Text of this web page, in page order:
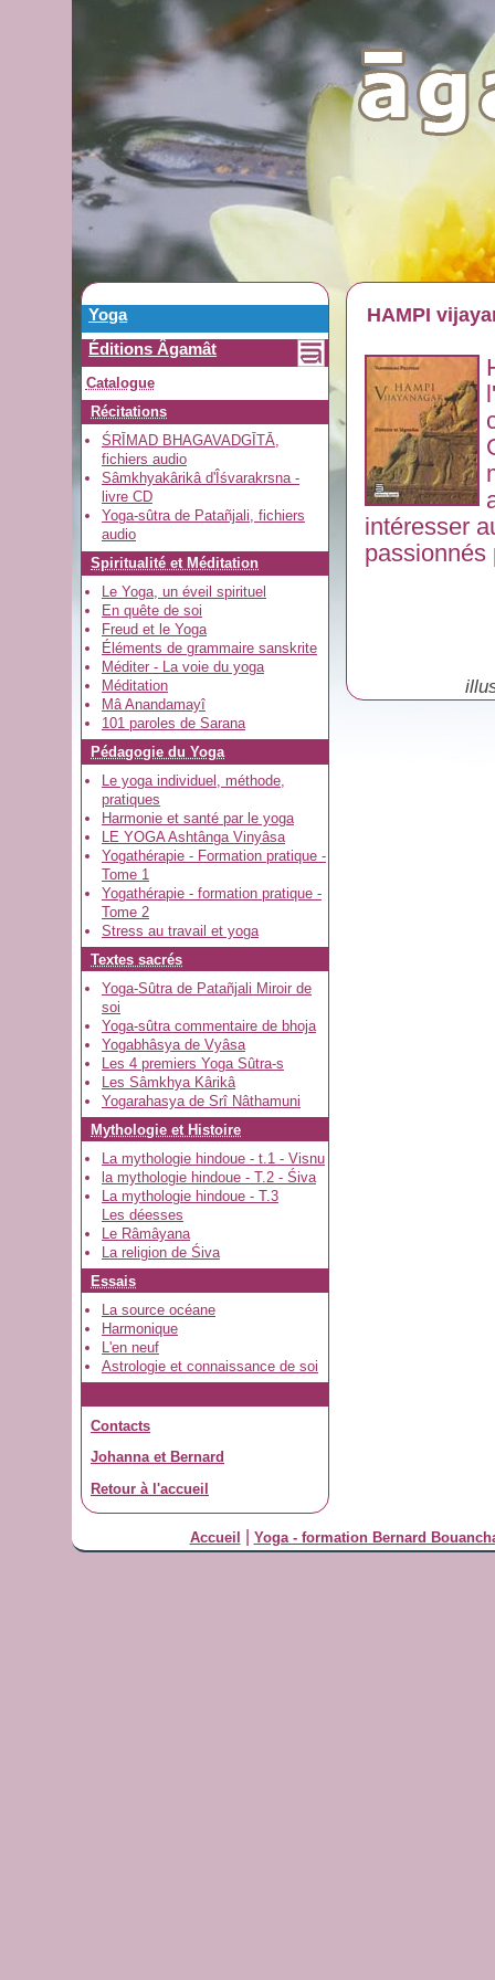
Yoga
Éditions Âgamât
Catalogue
Récitations
ŚRĪMAD BHAGAVADGĪTĀ,
fichiers audio
Sâmkhyakârikâ d'Îśvarakrsna -
livre CD
Yoga-sûtra de Patañjali, fichiers
audio
Spiritualité et Méditation
Le Yoga, un éveil spirituel
En quête de soi
Freud et le Yoga
Éléments de grammaire sanskrite
Méditer - La voie du yoga
Méditation
Mâ Anandamayî
101 paroles de Sarana
Pédagogie du Yoga
Le yoga individuel, méthode,
pratiques
Harmonie et santé par le yoga
LE YOGA Ashtânga Vinyâsa
Yogathérapie - Formation pratique -
Tome 1
Yogathérapie - formation pratique -
Tome 2
Stress au travail et yoga
Textes sacrés
Yoga-Sûtra de Patañjali Miroir de
soi
Yoga-sûtra commentaire de bhoja
Yogabhâsya de Vyâsa
Les 4 premiers Yoga Sûtra-s
Les Sâmkhya Kârikâ
Yogarahasya de Srî Nâthamuni
Mythologie et Histoire
La mythologie hindoue - t.1 - Visnu
la mythologie hindoue - T.2 - Śiva
La mythologie hindoue - T.3
Les déesses
Le Râmâyana
La religion de Śiva
Essais
La source océane
Harmonique
L'en neuf
Astrologie et connaissance de soi
Contacts
Johanna et Bernard
Retour à l'accueil
HAMPI
intéresser
passionnés
Accueil Yoga - formation Bernard